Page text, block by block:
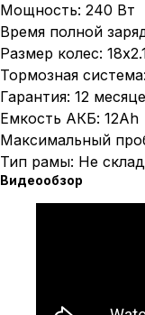
Мощность: 240 Вт
Время полной
Размер колес:
Тормозная
Гарантия: 12
Емкость АКБ: 12Ah
Максимальный
Тип рамы: Не
Видеообзор